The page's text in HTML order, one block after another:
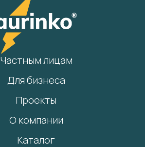
Частным лицам
Для бизнеса
Проекты
О компании
Каталог